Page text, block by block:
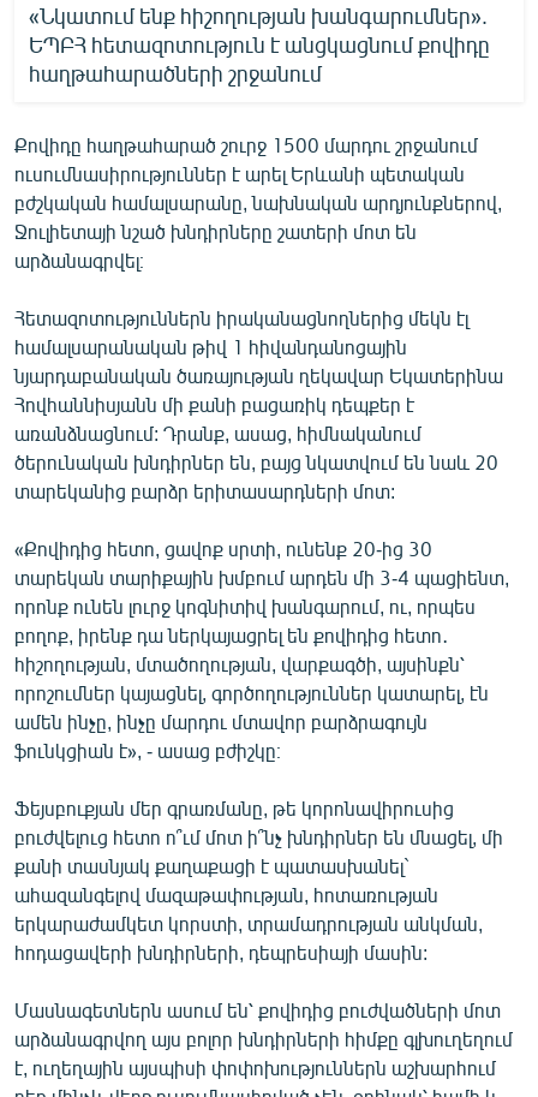
«Նկատում ենք հիշողության խանգարումներ».
ԵՊԲՀ հետազոտություն է անցկացնում քովիդը
հաղթահարածների շրջանում
Քովիդը հաղթահարած շուրջ 1500 մարդու շրջանում
ուսումնասիրություններ է արել Երևանի պետական
բժշկական համալսարանը, նախնական արդյունքներով,
Ջուլիետայի նշած խնդիրները շատերի մոտ են
արձանագրվել։
Հետազոտություններն իրականացնողներից մեկն էլ
համալսարանական թիվ 1 հիվանդանոցային
նյարդաբանական ծառայության ղեկավար Եկատերինա
Հովհաննիսյանն մի քանի բացառիկ դեպքեր է
առանձնացնում: Դրանք, ասաց, հիմնականում
ծերունական խնդիրներ են, բայց նկատվում են նաև 20
տարեկանից բարձր երիտասարդների մոտ:
«Քովիդից հետո, ցավոք սրտի, ունենք 20-ից 30
տարեկան տարիքային խմբում արդեն մի 3-4 պացիենտ,
որոնք ունեն լուրջ կոգնիտիվ խանգարում, ու, որպես
բողոք, իրենք դա ներկայացրել են քովիդից հետո․
հիշողության, մտածողության, վարքագծի, այսինքն՝
որոշումներ կայացնել, գործողություններ կատարել, էն
ամեն ինչը, ինչը մարդու մտավոր բարձրագույն
ֆունկցիան է», - ասաց բժիշկը։
Ֆեյսբուքյան մեր գրառմանը, թե կորոնավիրուսից
բուժվելուց հետո ո՞ւմ մոտ ի՞նչ խնդիրներ են մնացել, մի
քանի տասնյակ քաղաքացի է պատասխանել`
ահազանգելով մազաթափության, հոտառության
երկարաժամկետ կորստի, տրամադրության անկման,
հոդացավերի խնդիրների, դեպրեսիայի մասին:
Մասնագետներն ասում են՝ քովիդից բուժվածների մոտ
արձանագրվող այս բոլոր խնդիրների հիմքը գլխուղեղում
է, ուղեղային այսպիսի փոփոխություններն աշխարհում